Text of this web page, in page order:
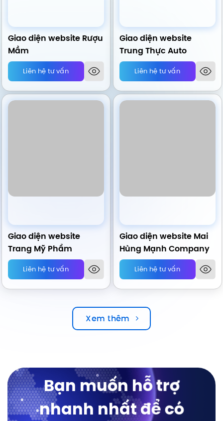
Giao diện website Rượu
Mầm
Liên hệ tư vấn
Giao diện website
Trung Thực Auto
Liên hệ tư vấn
Giao diện website
Trang Mỹ Phẩm
Liên hệ tư vấn
Giao diện website Mai
Hùng Mạnh Company
Liên hệ tư vấn
Xem thêm
Bạn muốn hỗ trợ
nhanh nhất để có